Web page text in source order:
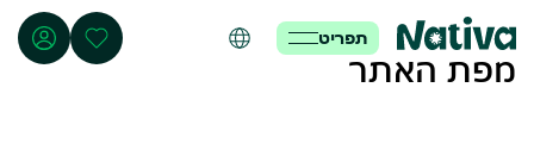
תפריט
מפת האתר